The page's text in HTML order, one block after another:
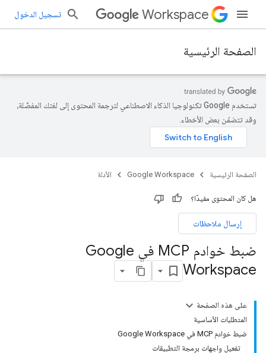
Workspace تسجيل الدخول
الصفحة الرئيسية
تستخدم Google تكنولوجيا الذكاء الاصطناعي لترجمة المحتوى إلى لغتك المفضّلة،
وقد تتضمّن بعض الأخطاء.
الصفحة الرئيسية Google Workspace الأدلة
هل كان المحتوى مفيدًا؟
إرسال ملاحظات
ضبط خوادم MCP في Google
Workspace
على هذه الصفحة
المتطلبات الأساسية
ضبط خوادم MCP في Google Workspace
تفعيل واجهات برمجة التطبيقات